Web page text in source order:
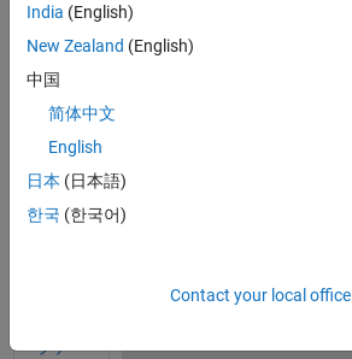
Show older
comments
深層
学習
を使
プテ
India (English)
New Zealand (English)
中国
简体中文
English
日本 (日本語)
한국 (한국어)
Contact your local office